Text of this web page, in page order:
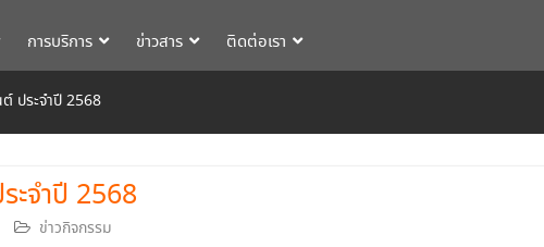
การบริการ ข่าวสาร ติดต่อเรา
ประจำปี 2568
ะจำปี 2568
ข่าวกิจกรรม